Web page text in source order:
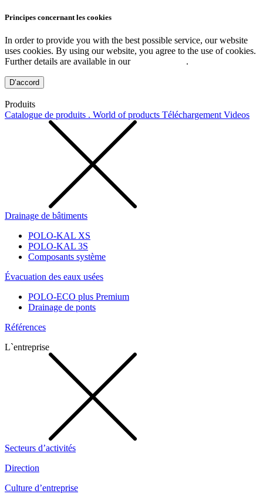
Principes concernant les cookies
In order to provide you with the best possible service, our website
uses cookies. By using our website, you agree to the use of cookies.
Further details are available in our
.
D’accord
Produits
Catalogue de produits . World of products Téléchargement Videos
Drainage de bâtiments
POLO-KAL XS
POLO-KAL 3S
Composants système
Évacuation des eaux usées
POLO-ECO plus Premium
Drainage de ponts
Références
L`entreprise
Secteurs d’activités
Direction
Culture d’entreprise